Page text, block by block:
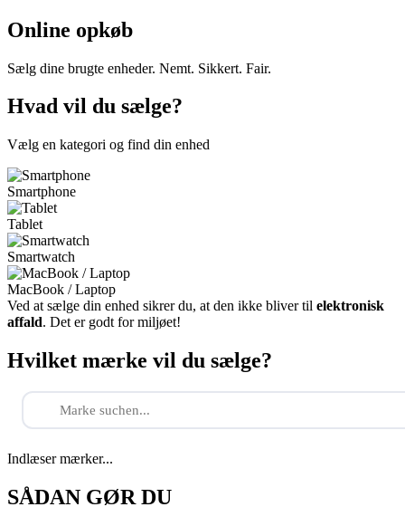
Online opkøb
Sælg dine brugte enheder. Nemt. Sikkert. Fair.
Hvad vil du sælge?
Vælg en kategori og find din enhed
Smartphone
Tablet
Smartwatch
MacBook / Laptop
Ved at sælge din enhed sikrer du, at den ikke bliver til elektronisk
affald. Det er godt for miljøet!
Hvilket mærke vil du sælge?
Indlæser mærker...
SÅDAN GØR DU